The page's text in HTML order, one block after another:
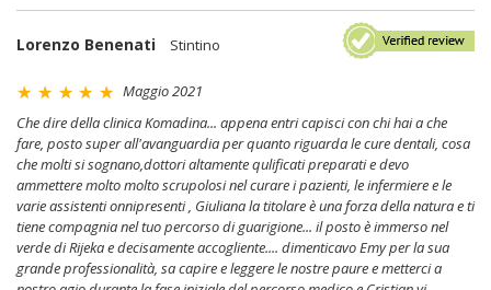
Lorenzo Benenati Stintino
Maggio 2021
Che dire della clinica Komadina... appena entri capisci con chi hai a che
fare, posto super all'avanguardia per quanto riguarda le cure dentali, cosa
che molti si sognano,dottori altamente qulificati preparati e devo
ammettere molto molto scrupolosi nel curare i pazienti, le infermiere e le
varie assistenti onnipresenti , Giuliana la titolare è una forza della natura e ti
tiene compagnia nel tuo percorso di guarigione... il posto è immerso nel
verde di Rijeka e decisamente accogliente.... dimenticavo Emy per la sua
grande professionalità, sa capire e leggere le nostre paure e metterci a